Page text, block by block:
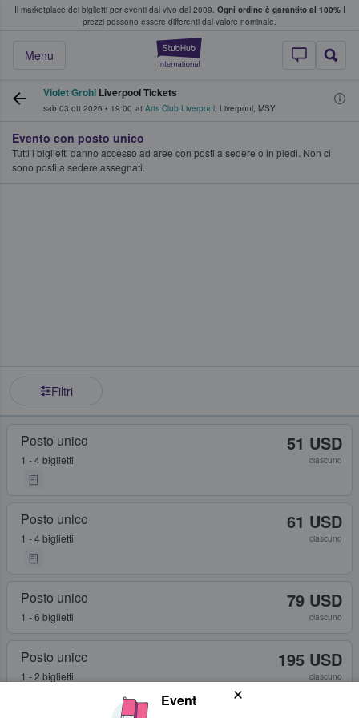
Il marketplace dei biglietti per eventi dal vivo dal 2009. Ogni ordine è garantito al 100%I
prezzi possono essere differenti dal valore nominale.
StubHub - Dove
Menu
fan comprano e vendono biglietti
Violet Grohl Liverpool Tickets
sab 03 ott 2026 • 19:00 at Arts Club Liverpool, Liverpool, MSY
Evento con posto unico
Tutti i biglietti danno accesso ad aree con posti a sedere o in piedi. Non ci
sono posti a sedere assegnati.
Filtri
Posto unico
1 - 4 biglietti
51 USD
ciascuno
Posto unico
1 - 4 biglietti
61 USD
ciascuno
Posto unico
1 - 6 biglietti
79 USD
ciascuno
Posto unico
1 - 2 biglietti
195 USD
ciascuno
Event